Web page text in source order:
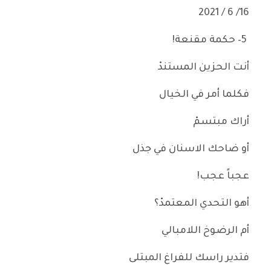
16/ 6 / 2021
أنت الحزين المستندْ
فكلما أمر في الخيال
أراك مبتسمْ
أو ضاحك الاسنان في جذل
عجباً عجب!
أهو التحدي المعتمدْ؟
أم الرضوخ اللامبالي
فتدير راسك للفراغ المبتلى